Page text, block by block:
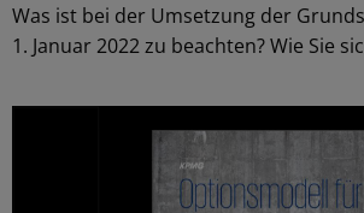
Was ist bei der Umsetzung der
1. Januar 2022 zu beachten? Wie Sie